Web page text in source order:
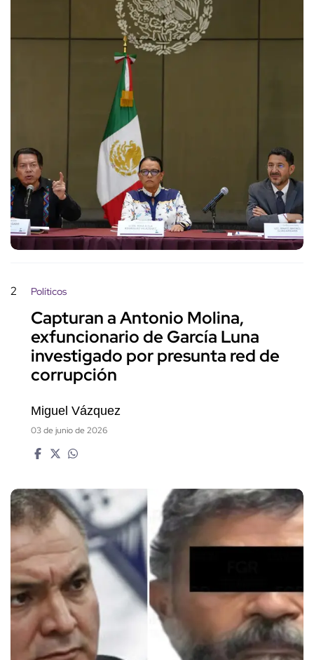
2 Políticos
Capturan a Antonio Molina,
exfuncionario de García Luna
investigado por presunta red de
corrupción
Miguel Vázquez
03 de junio de 2026